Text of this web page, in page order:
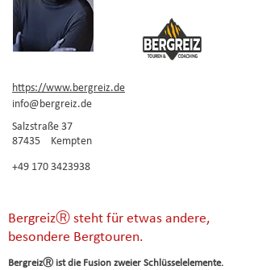
https://www.bergreiz.de
info@bergreiz.de
Salzstraße 37
87435
Kempten
+49 170 3423938
BergreizⓇ steht für etwas andere,
besondere Bergtouren.
BergreizⓇ ist die Fusion zweier Schlüsselelemente.